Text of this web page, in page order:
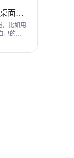
vivo手机添加淘宝小助手桌面挂件方法
，比如用
己的购
宝小助